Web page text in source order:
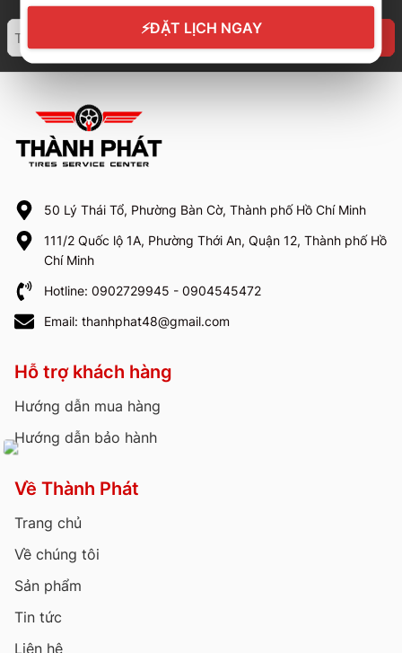
⚡ĐẶT LỊCH NGAY
50 Lý Thái Tổ, Phường Bàn Cờ, Thành phố Hồ Chí Minh
111/2 Quốc lộ 1A, Phường Thới An, Quận 12, Thành phố Hồ
Chí Minh
Hotline: 0902729945 - 0904545472
Email: thanhphat48@gmail.com
Hỗ trợ khách hàng
Hướng dẫn mua hàng
Hướng dẫn bảo hành
Về Thành Phát
Trang chủ
Về chúng tôi
Sản phẩm
Tin tức
Liên hệ